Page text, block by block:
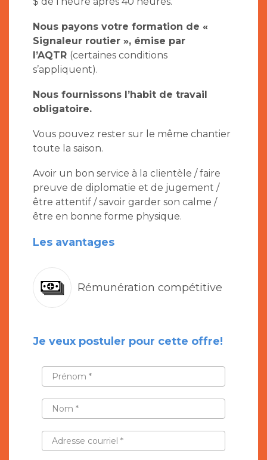
Nous payons votre formation de «
Signaleur routier », émise par
l’AQTR (certaines conditions
s’appliquent).
Nous fournissons l’habit de travail
obligatoire.
Vous pouvez rester sur le même chantier
toute la saison.
Avoir un bon service à la clientèle / faire
preuve de diplomatie et de jugement /
être attentif / savoir garder son calme /
être en bonne forme physique.
Les avantages
Rémunération compétitive
Je veux postuler pour cette offre!
PRÉNOM
NOM
ADRESSE
COURRIEL
*